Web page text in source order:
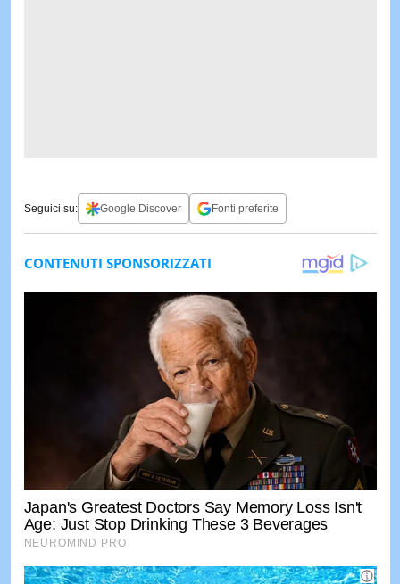
Seguici su: Google Discover Fonti preferite